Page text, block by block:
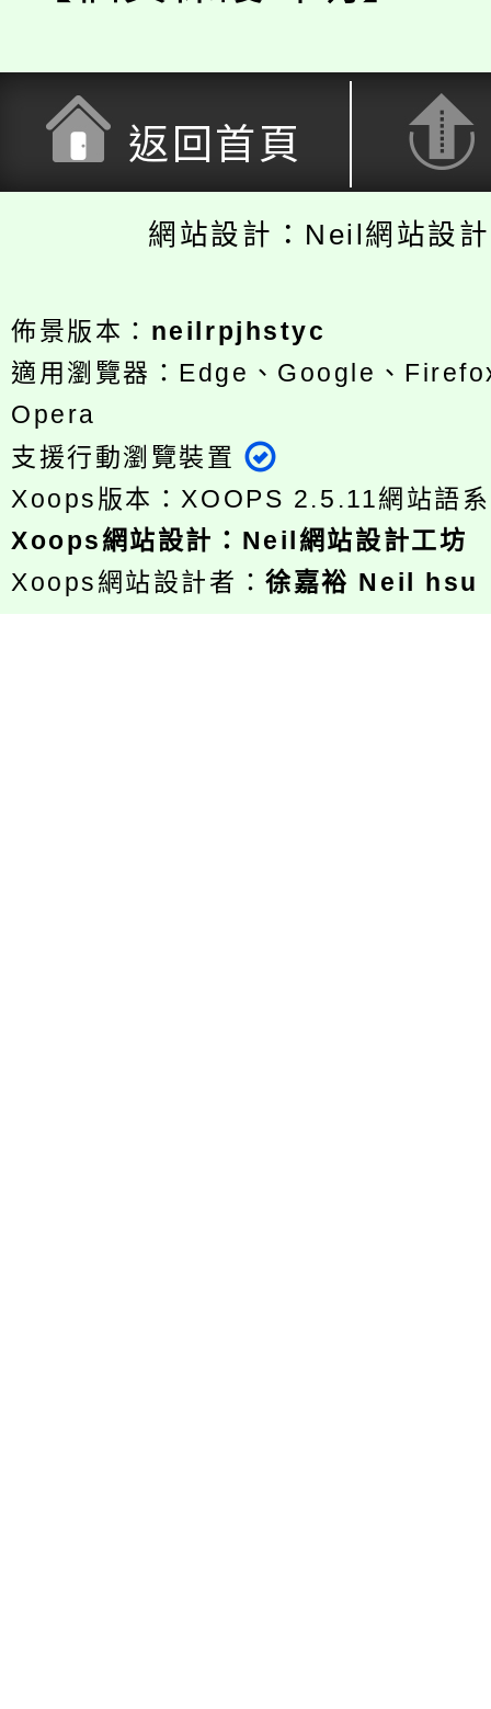
返回首頁
網站設計：Neil網站設
佈景版本： neilrpjhstyc
適用瀏覽器：Edge、Google、
Opera
支援行動瀏覽裝置
Xoops版本：XOOPS 2.5.11網站語
Xoops網站設計 ： Neil網站設計工坊
Xoops網站設計者：徐嘉裕 Neil hsu